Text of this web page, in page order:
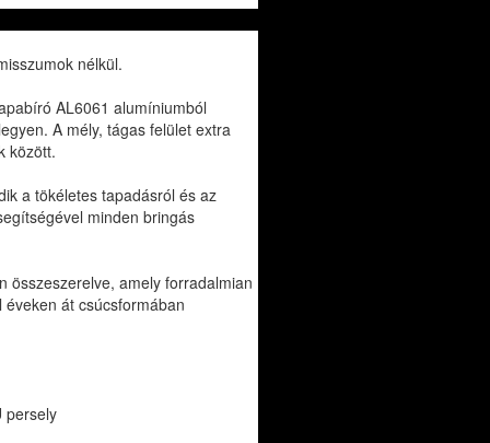
nélkül.
AL6061 alumíniumból
A mély, tágas felület extra
között.
a tökéletes tapadásról és az
minden bringás
összeszerelve, amely forradalmian
át csúcsformában
persely